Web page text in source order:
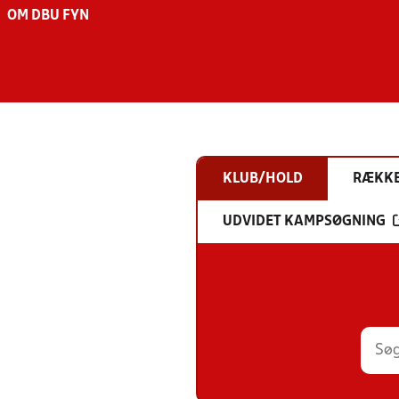
OM DBU FYN
KLUB/HOLD
UDVIDET KAMPSØGNING